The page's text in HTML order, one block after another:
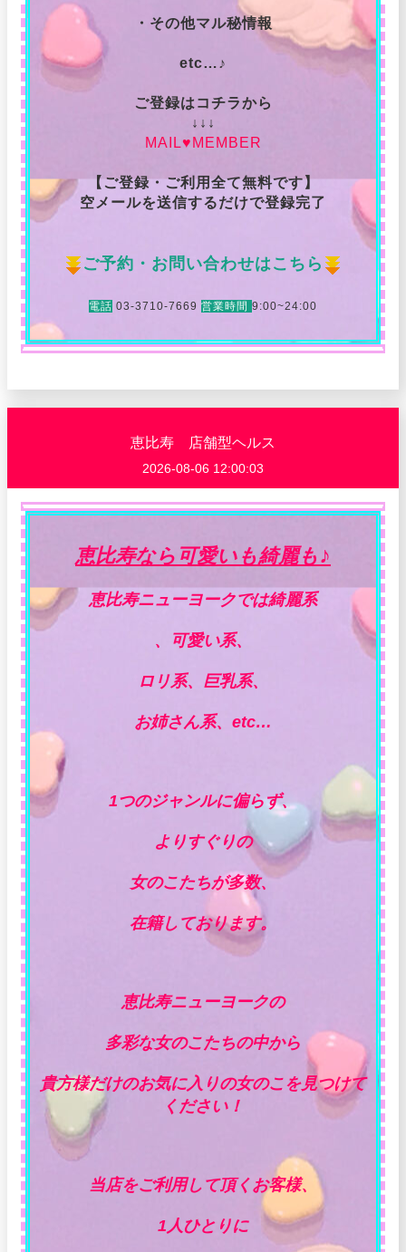
・その他マル秘情報
etc…♪
ご登録はコチラから
↓↓↓
MAIL♥MEMBER
【ご登録・ご利用全て無料です】
空メールを送信するだけで登録完了
ご予約・お問い合わせはこちら
電話 03-3710-7669 営業時間 9:00~24:00
恵比寿 店舗型ヘルス
2026-08-06 12:00:03
恵比寿なら可愛いも綺麗も ♪
恵比寿ニューヨークでは綺麗系
、可愛い系、
ロリ系、巨乳系、
お姉さん系、etc…
1つのジャンルに偏らず、
よりすぐりの
女のこたちが多数、
在籍しております。
恵比寿ニューヨークの
多彩な女のこたちの中から
貴方様だけのお気に入りの女のこを見つけて
ください！
当店をご利用して頂くお客様、
1人ひとりに